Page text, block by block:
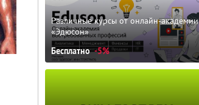
Различные курсы от онлайн-академии
«Эдюсон»
Бесплатно -5%